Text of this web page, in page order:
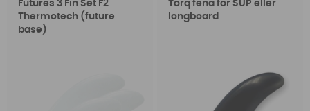
Futures 3 Fin Set F2
Thermotech (future
base)
Torq fena för SUP eller
longboard